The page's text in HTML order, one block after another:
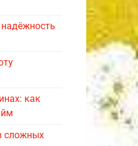
как
сложных